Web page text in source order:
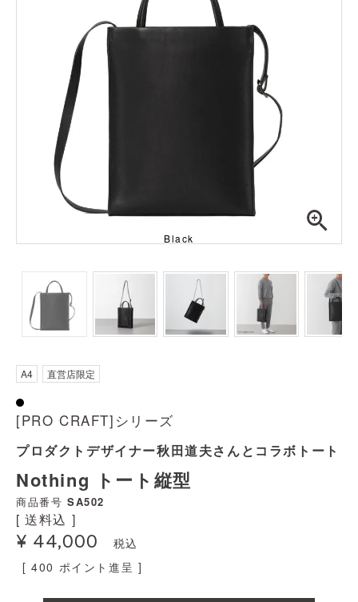
Black
A4 直営店限定
[PRO CRAFT]シリーズ
プロダクトデザイナー秋田道夫さんとコラボトート
Nothing トート縦型
商品番号 SA502
送料込
¥ 44,000
税込
[ 400 ポイント進呈 ]